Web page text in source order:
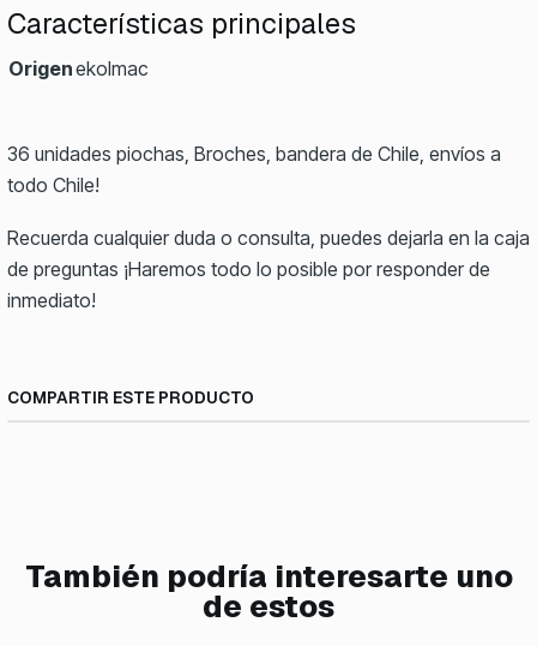
Características principales
Origenekolmac
36 unidades piochas, Broches, bandera de Chile, envíos a
todo Chile!
Recuerda cualquier duda o consulta, puedes dejarla en la caja
de preguntas ¡Haremos todo lo posible por responder de
inmediato!
COMPARTIR ESTE PRODUCTO
También podría interesarte uno
de estos